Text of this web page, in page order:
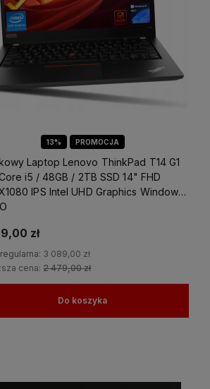
13% PROMOCJA
Laptop Lenovo ThinkPad T14 G1
i5 / 48GB / 2TB SSD 14" FHD
IPS Intel UHD Graphics Windows
zł
3 089,00 zł
cena:2 479,00 zł
Do koszyka